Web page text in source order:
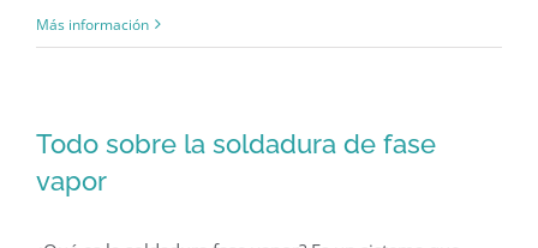
Sistema
Más información
Todo sobre la soldadura de fase
vapor